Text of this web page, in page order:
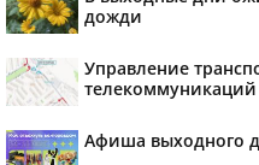
дожди
Управление
Афиша выходного